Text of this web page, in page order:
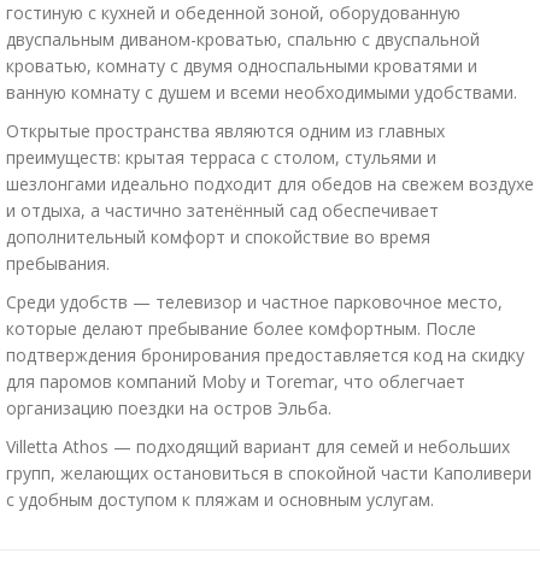
гостиную с кухней и обеденной зоной, оборудованную
двуспальным диваном-кроватью, спальню с двуспальной
кроватью, комнату с двумя односпальными кроватями и
ванную комнату с душем и всеми необходимыми удобствами.
Открытые пространства являются одним из главных
преимуществ: крытая терраса с столом, стульями и
шезлонгами идеально подходит для обедов на свежем воздухе
и отдыха, а частично затенённый сад обеспечивает
дополнительный комфорт и спокойствие во время
пребывания.
Среди удобств — телевизор и частное парковочное место,
которые делают пребывание более комфортным. После
подтверждения бронирования предоставляется код на скидку
для паромов компаний Moby и Toremar, что облегчает
организацию поездки на остров Эльба.
Villetta Athos — подходящий вариант для семей и небольших
групп, желающих остановиться в спокойной части Каполивери
с удобным доступом к пляжам и основным услугам.